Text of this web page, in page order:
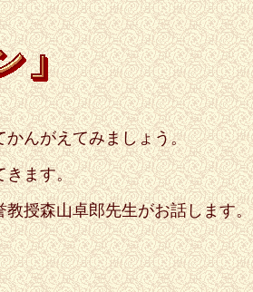
かんがえてみましょう。
きます。
授森山卓郎先生がお話します。